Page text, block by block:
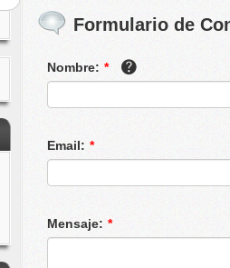
Formulario de
Nombre: *
Email: *
Mensaje: *